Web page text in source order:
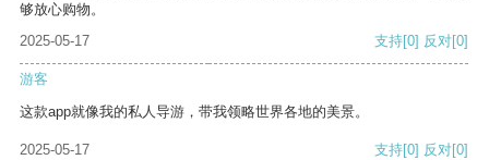
够放心购物。
2025-05-17
支持[0] 反对[0]
游客
这款app就像我的私人导游，带我领略世界各地的美景。
2025-05-17 支持[0] 反对[0]